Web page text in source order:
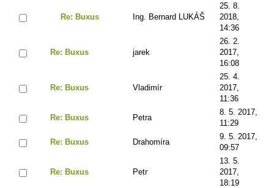
Re: Buxus Ing. Bernard LUKÁŠ
25. 8.
2018,
14:36
Re: Buxus jarek
26. 2.
2017,
16:08
Re: Buxus Vladimír
25. 4.
2017,
11:36
Re: Buxus Petra
8. 5. 2017,
11:29
Re: Buxus Drahomíra
9. 5. 2017,
09:57
Re: Buxus Petr
13. 5.
2017,
18:19